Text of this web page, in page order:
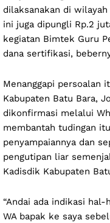
dilaksanakan di
ini juga dipungli Rp.2
kegiatan Bimtek Guru
dana sertifikasi,
Menanggapi persoalan
Kabupaten Batu Bara,
dikonfirmasi melalui
membantah tudingan
penyampaiannya dan
pengutipan liar
Kadisdik Kabupaten
“Andai ada indikasi hal-
WA bapak ke saya